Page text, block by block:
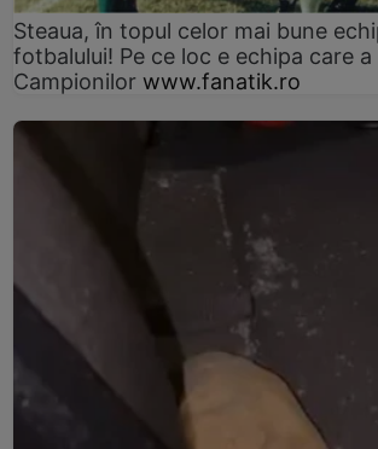
Steaua, în topul celor mai bune
fotbalului! Pe ce loc e echipa care
Campionilor www.fanatik.ro